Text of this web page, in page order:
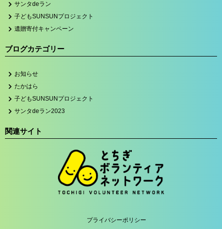
サンタdeラン
子どもSUNSUNプロジェクト
遺贈寄付キャンペーン
ブログカテゴリー
お知らせ
たかはら
子どもSUNSUNプロジェクト
サンタdeラン2023
関連サイト
プライバシーポリシー